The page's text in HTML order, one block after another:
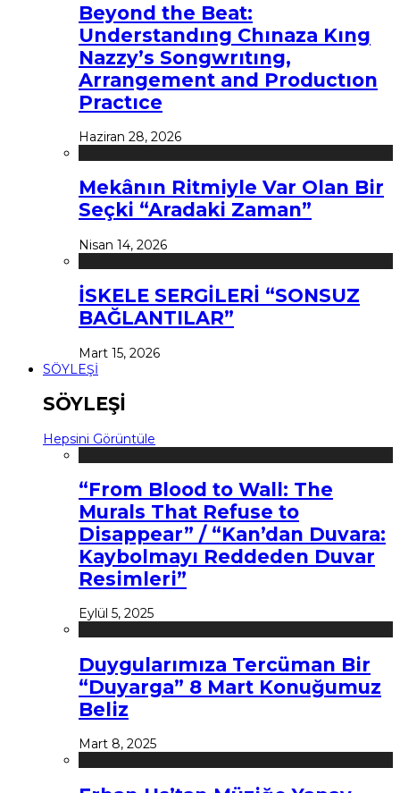
Beyond the Beat:
Understandıng Chınaza Kıng
Nazzy’s Songwrıtıng,
Arrangement and Productıon
Practıce
Haziran 28, 2026
Mekânın Ritmiyle Var Olan Bir
Seçki “Aradaki Zaman”
Nisan 14, 2026
İSKELE SERGİLERİ “SONSUZ
BAĞLANTILAR”
Mart 15, 2026
SÖYLEŞİ
SÖYLEŞİ
Hepsini Görüntüle
“From Blood to Wall: The
Murals That Refuse to
Disappear” / “Kan’dan Duvara:
Kaybolmayı Reddeden Duvar
Resimleri”
Eylül 5, 2025
Duygularımıza Tercüman Bir
“Duyarga” 8 Mart Konuğumuz
Beliz
Mart 8, 2025